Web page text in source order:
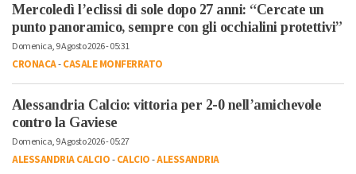
Mercoledì l’eclissi di sole dopo 27 anni: “Cercate un
punto panoramico, sempre con gli occhialini protettivi”
Domenica, 9 Agosto 2026 - 05:31
CRONACA-CASALE MONFERRATO
Alessandria Calcio: vittoria per 2-0 nell’amichevole
contro la Gaviese
Domenica, 9 Agosto 2026 - 05:27
ALESSANDRIA CALCIO-CALCIO-ALESSANDRIA